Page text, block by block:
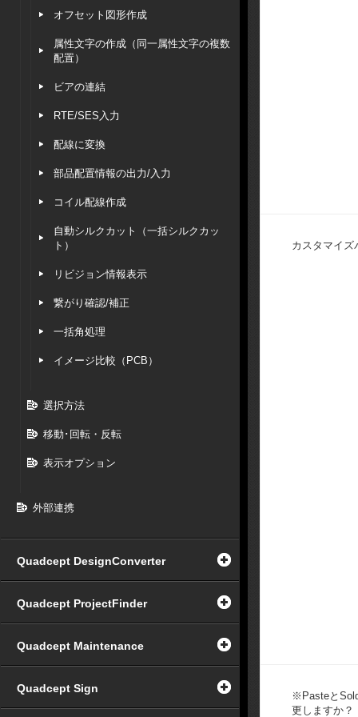
オフセット図形作成
属性文字の作成（同一属性文字の複数
配置）
ビアの連結
RTE/SES入力
配線に変換
部品配置情報の出力/入力
コイル配線作成
自動シルクカット（一括シルクカッ
ト）
リビジョン情報表示
繋がり確認/補正
一括角処理
イメージ比較（PCB）
選択方法
移動･回転・反転
表示オプション
外部連携
Quadcept DesignConverter
Quadcept ProjectFinder
Quadcept Maintenance
Quadcept Sign
カスタマイズ
※Pasteと
更しますか？